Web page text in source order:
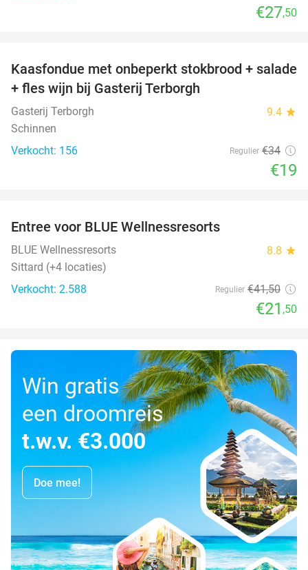
€27,50
44%
Kaasfondue met onbeperkt stokbrood + salade
+ fles wijn bij Gasterij Terborgh
Gasterij Terborgh 9.4 star
Schinnen
Verkocht: 156
Regulier €34
€19
Entree voor BLUE Wellnessresorts
BLUE Wellnessresorts 8.8 star
Sittard (+4 locaties)
Verkocht: 2.588
Regulier €41,50
€21 ,50
Win gratis
een droomreis
t.w.v. €3.000
Doe mee!